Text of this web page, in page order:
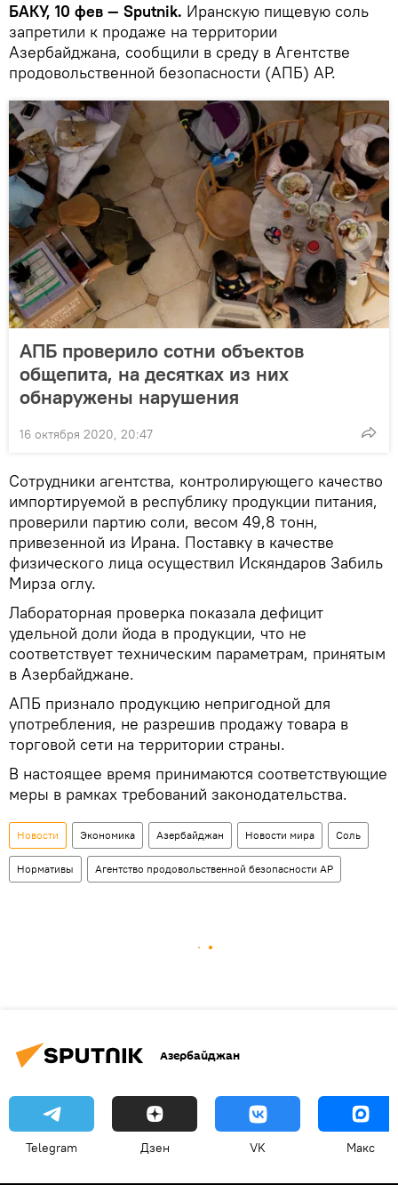
БАКУ, 10 фев — Sputnik. Иранскую пищевую соль
запретили к продаже на территории
Азербайджана, сообщили в среду в Агентстве
продовольственной безопасности (АПБ) АР.
АПБ проверило сотни объектов
общепита, на десятках из них
обнаружены нарушения
16 октября 2020, 20:47
Сотрудники агентства, контролирующего качество
импортируемой в республику продукции питания,
проверили партию соли, весом 49,8 тонн,
привезенной из Ирана. Поставку в качестве
физического лица осуществил Искяндаров Забиль
Мирза оглу.
Лабораторная проверка показала дефицит
удельной доли йода в продукции, что не
соответствует техническим параметрам, принятым
в Азербайджане.
АПБ признало продукцию непригодной для
употребления, не разрешив продажу товара в
торговой сети на территории страны.
В настоящее время принимаются соответствующие
меры в рамках требований законодательства.
Новости Экономика Азербайджан Новости мира Соль
Нормативы Агентство продовольственной безопасности АР
Азербайджан
Telegram Дзен VK Макс